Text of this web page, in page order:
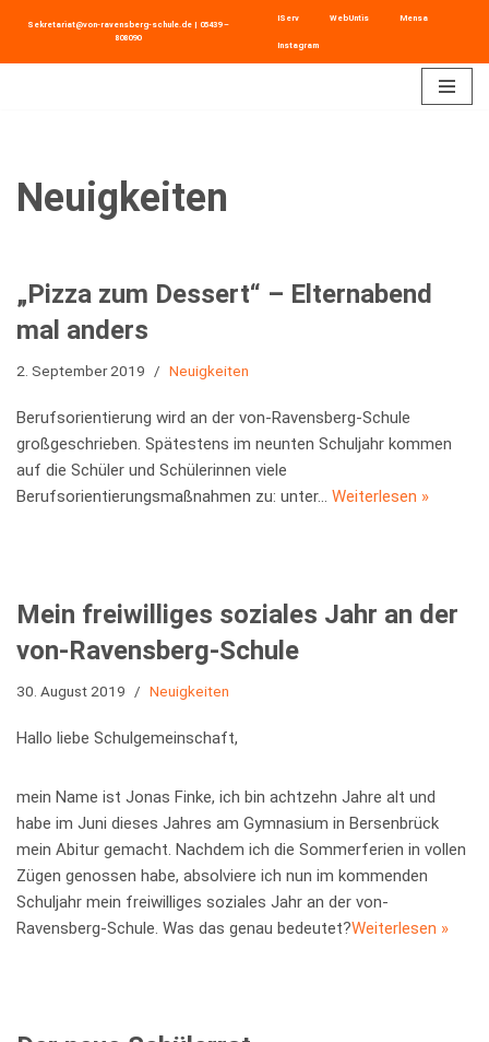
Zum
Sekretariat@von-ravensberg-schule.de| 05439 –
808090
IServ WebUntis Mensa
Instagram
Neuigkeiten
„Pizza zum Dessert“ – Elternabend
mal anders
2. September 2019 Neuigkeiten
Berufsorientierung wird an der von-Ravensberg-Schule
großgeschrieben. Spätestens im neunten Schuljahr kommen
auf die Schüler und Schülerinnen viele
Berufsorientierungsmaßnahmen zu: unter… Weiterlesen »
Mein freiwilliges soziales Jahr an der
von-Ravensberg-Schule
30. August 2019 Neuigkeiten
Hallo liebe Schulgemeinschaft,
mein Name ist Jonas Finke, ich bin achtzehn Jahre alt und
habe im Juni dieses Jahres am Gymnasium in Bersenbrück
mein Abitur gemacht. Nachdem ich die Sommerferien in vollen
Zügen genossen habe, absolviere ich nun im kommenden
Schuljahr mein freiwilliges soziales Jahr an der von-
Ravensberg-Schule. Was das genau bedeutet?Weiterlesen »